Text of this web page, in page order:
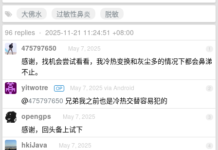
大佛水
过敏性鼻炎
脱敏
96 replies • 2025-11-21 11:24:51 +08:00
1
475797650 May 7, 2025
感谢，找机会尝试看看，我冷热变换和灰尘多的情况下都会鼻涕
不止。
2
yitwotre OP May 7, 2025 via Android
@475797650 兄弟我之前也是冷热交替容易犯的
3
opengps May 7, 2025
感谢，回头备上试下
4
hkiJava May 7, 2025